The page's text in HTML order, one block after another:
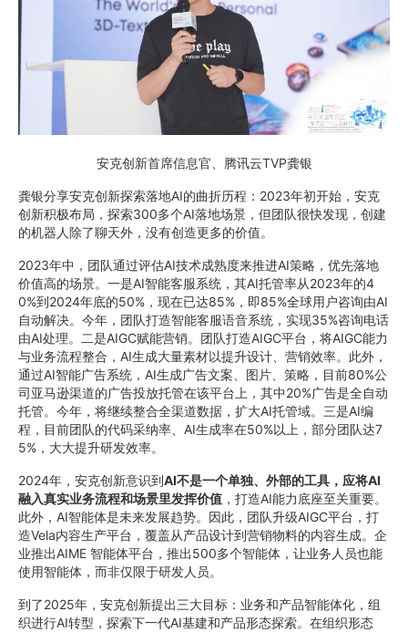
安克创新首席信息官、腾讯云TVP龚银
龚银分享安克创新探索落地AI的曲折历程：2023年初开始，安克
创新积极布局，探索300多个AI落地场景，但团队很快发现，创建
的机器人除了聊天外，没有创造更多的价值。
2023年中，团队通过评估AI技术成熟度来推进AI策略，优先落地
价值高的场景。一是AI智能客服系统，其AI托管率从2023年的4
0%到2024年底的50%，现在已达85%，即85%全球用户咨询由AI
自动解决。今年，团队打造智能客服语音系统，实现35%咨询电话
由AI处理。二是AIGC赋能营销。团队打造AIGC平台，将AIGC能力
与业务流程整合，AI生成大量素材以提升设计、营销效率。此外，
通过AI智能广告系统，AI生成广告文案、图片、策略，目前80%公
司亚马逊渠道的广告投放托管在该平台上，其中20%广告是全自动
托管。今年，将继续整合全渠道数据，扩大AI托管域。三是AI编
程，目前团队的代码采纳率、AI生成率在50%以上，部分团队达7
5%，大大提升研发效率。
2024年，安克创新意识到AI不是一个单独、外部的工具，应将AI
融入真实业务流程和场景里发挥价值 ，打造AI能力底座至关重要。
此外，AI智能体是未来发展趋势。因此，团队升级AIGC平台，打
造Vela内容生产平台，覆盖从产品设计到营销物料的内容生成。企
业推出AIME 智能体平台，推出500多个智能体，让业务人员也能
使用智能体，而非仅限于研发人员。
到了2025年，安克创新提出三大目标：业务和产品智能体化，组
织进行AI转型，探索下一代AI基建和产品形态探索。在组织形态